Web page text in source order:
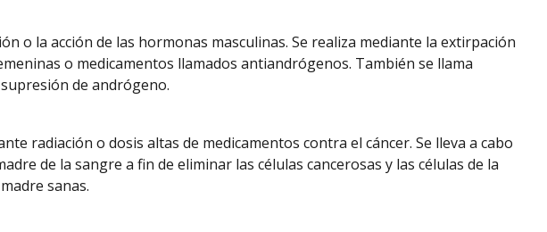
o la acción de las hormonas masculinas. Se realiza mediante la extirpación
o medicamentos llamados antiandrógenos. También se llama
de andrógeno.
radiación o dosis altas de medicamentos contra el cáncer. Se lleva a cabo
de la sangre a fin de eliminar las células cancerosas y las células de la
sanas.